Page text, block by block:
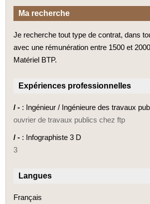
Ma recherche
Je recherche tout type de contrat, dans
avec une rémunération entre 1500 et
Matériel BTP.
Expériences professionnelles
/ - : Ingénieur / Ingénieure des travaux
ouvrier de travaux publics chez ftp
/ - : Infographiste 3 D
3
Langues
Français